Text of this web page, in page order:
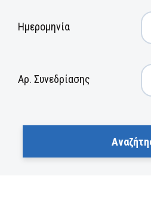
Ημερομηνία
Αρ. Συνεδρίασης